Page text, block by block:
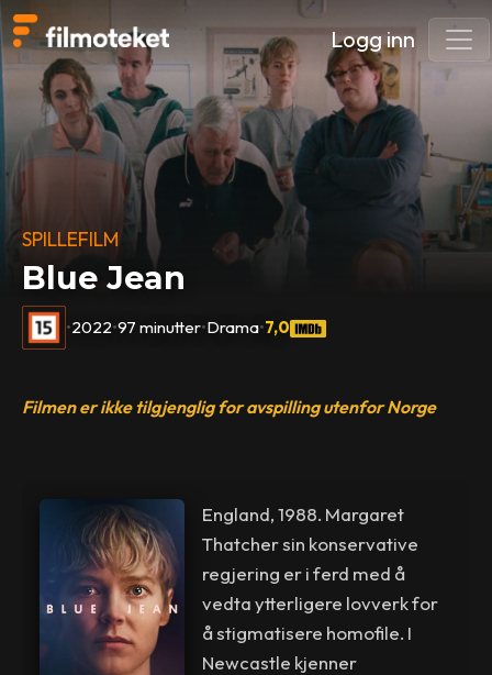
Logg inn
SPILLEFILM
Blue Jean
•2022•97 minutter•Drama•7,0
Filmen er ikke tilgjenglig for avspilling utenfor Norge
England, 1988. Margaret
Thatcher sin konservative
regjering er i ferd med å
vedta ytterligere lovverk for
å stigmatisere homofile. I
Newcastle kjenner